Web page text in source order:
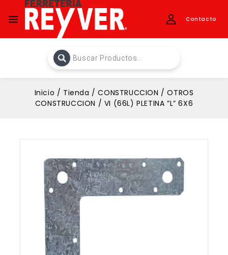
Contacto
Inicio / Tienda / CONSTRUCCION / OTROS
CONSTRUCCION / VI (66L) PLETINA ”L” 6X6